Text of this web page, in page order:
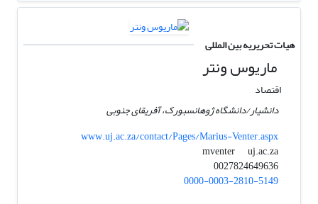
هیات تحریریه بین المللی
ماریوس ونتر
اقتصاد
دانشیار/دانشگاه ژوهانسبورک، آفریقای جنوبی
www.uj.ac.za/contact/Pages/Marius-Venter.aspx
mventer
uj.ac.za
0027824649636
0000-0003-2810-5149